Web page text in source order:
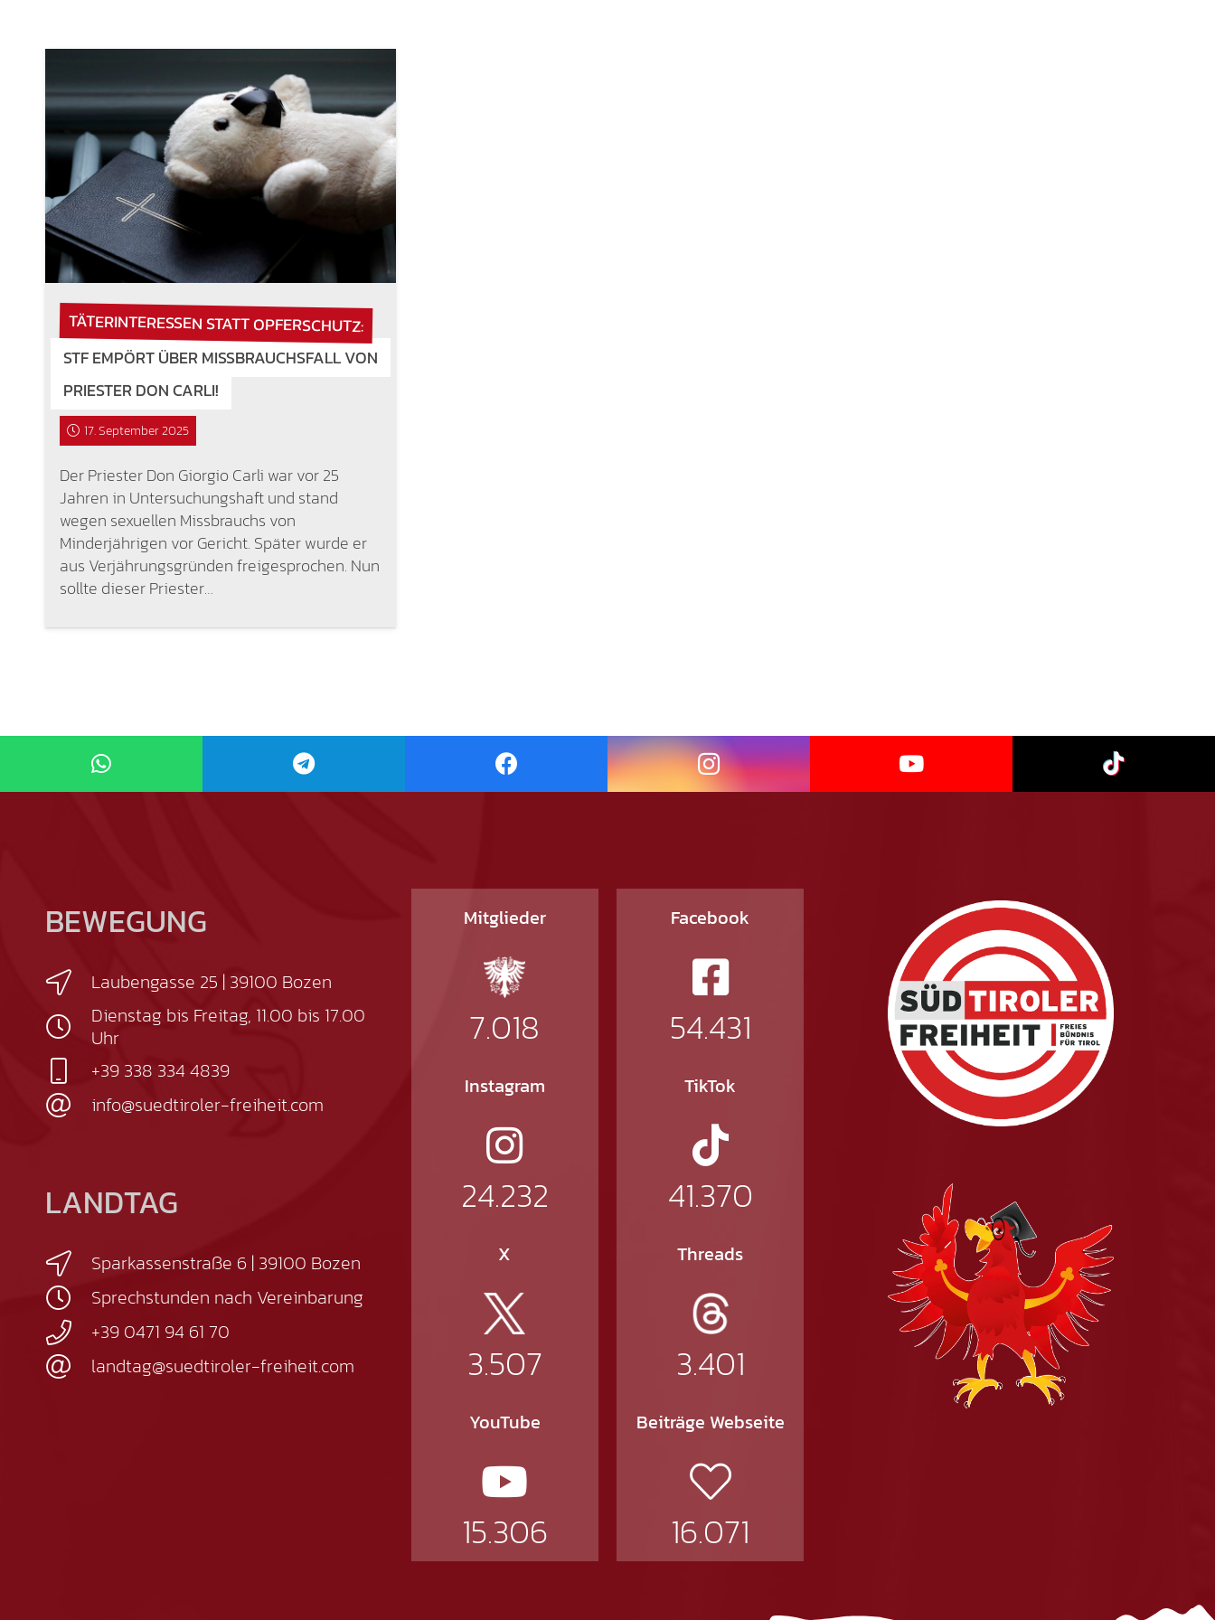
TÄTERINTERESSEN STATT OPFERSCHUTZ:
STF EMPÖRT ÜBER MISSBRAUCHSFALL VON
PRIESTER DON CARLI!
17. September 2025
Der Priester Don Giorgio Carli war vor 25
Jahren in Untersuchungshaft und stand
wegen sexuellen Missbrauchs von
Minderjährigen vor Gericht. Später wurde er
aus Verjährungsgründen freigesprochen. Nun
sollte dieser Priester…
BEWEGUNG
Laubengasse 25 | 39100 Bozen
Dienstag bis Freitag, 11.00 bis 17.00
Uhr
+39 338 334 4839
info@suedtiroler-freiheit.com
LANDTAG
Sparkassenstraße 6 | 39100 Bozen
Sprechstunden nach Vereinbarung
+39 0471 94 61 70
landtag@suedtiroler-freiheit.com
Mitglieder
7.018
Facebook
54.431
Instagram
24.232
TikTok
41.370
X
3.507
Threads
3.401
YouTube
15.306
Beiträge Webseite
16.071